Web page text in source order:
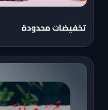
تخفيضات محدودة